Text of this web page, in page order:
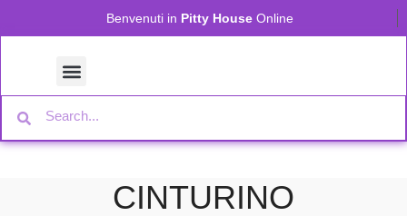
Benvenuti in Pitty House Online
CINTURINO